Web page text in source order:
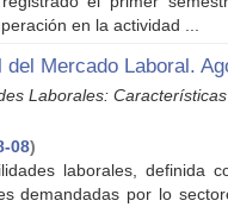
en la actividad ...
del Mercado Laboral.
Laborales:
08)
laborales, definida
demandadas por lo